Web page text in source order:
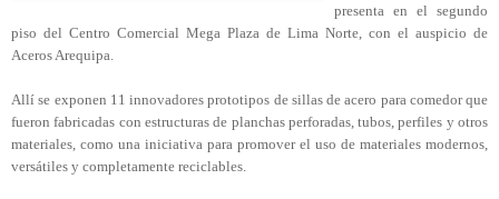
presenta en el segundo
piso del Centro Comercial Mega Plaza de Lima Norte, con el auspicio de
Aceros Arequipa.
Allí se exponen 11 innovadores prototipos de sillas de acero para comedor que
fueron fabricadas con estructuras de planchas perforadas, tubos, perfiles y otros
materiales, como una iniciativa para promover el uso de materiales modernos,
versátiles y completamente reciclables.